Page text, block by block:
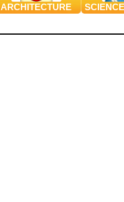
ARCHITECTURE